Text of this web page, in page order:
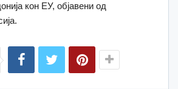
кон ЕУ, објавени од